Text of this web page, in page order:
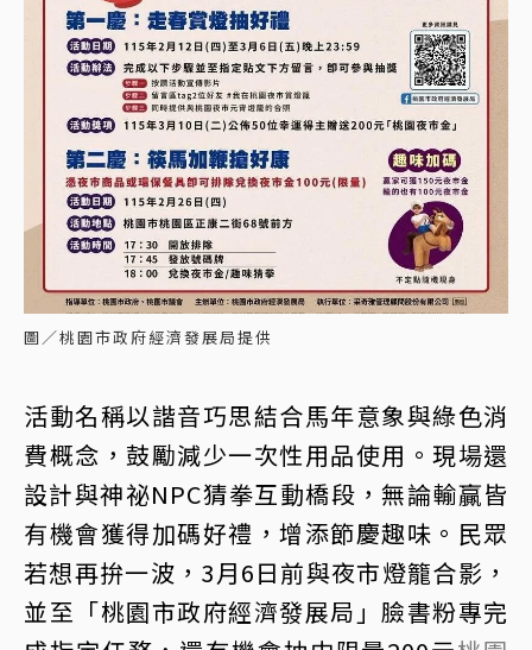
圖／桃園市政府經濟發展局提供
活動名稱以諧音巧思結合馬年意象與綠色消
費概念，鼓勵減少一次性用品使用。現場還
設計與神祕NPC猜拳互動橋段，無論輸贏皆
有機會獲得加碼好禮，增添節慶趣味。民眾
若想再拚一波，3月6日前與夜市燈籠合影，
並至「桃園市政府經濟發展局」臉書粉專完